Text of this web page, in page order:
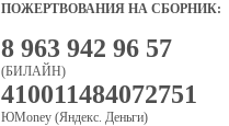
ПОЖЕРТВОВАНИЯ НА СБОРНИК:
8 963 942 96 57
(БИЛАЙН)
410011484072751
ЮMoney (Яндекс. Деньги)